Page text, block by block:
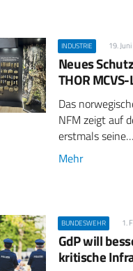
INDUSTRIE 19.
Neues
THOR
Das
NFM zeigt auf
erstmals seine…
Mehr
BUNDESWEHR 1.
GdP will
kritische